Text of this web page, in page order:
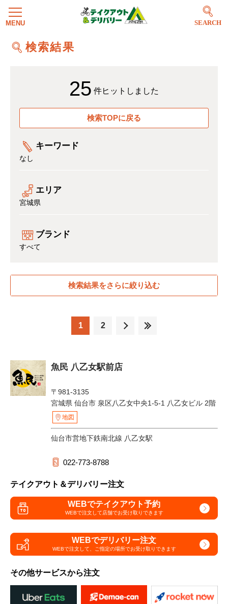
SEARCH
検索結果
25 件ヒットしました
検索TOPに戻る
キーワード
なし
エリア
宮城県
ブランド
すべて
検索結果をさらに絞り込む
1 2
魚民 八乙女駅前店
〒981-3135
宮城県 仙台市 泉区八乙女中央1-5-1 八乙女ビル 2階
地図
仙台市営地下鉄南北線 八乙女駅
022-773-8788
テイクアウト＆デリバリー注文
WEBでテイクアウト予約
WEBで注文して店舗でお受け取りできます
WEBでデリバリー注文
WEBで注文して、 ご指定の場所でお受け取りできます
その他サービスから注文